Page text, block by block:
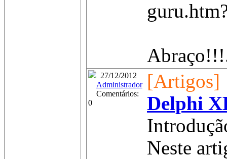
27/12/2012
Administrador
Comentários:
0
[Artigos]
Delphi
Neste